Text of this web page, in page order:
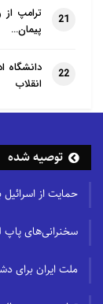
21
ترامپ
پیمان…
22
دانشگاه
انقلاب
توصیه شده
حمایت از
سخنرانی‌های
ملت ایران برای